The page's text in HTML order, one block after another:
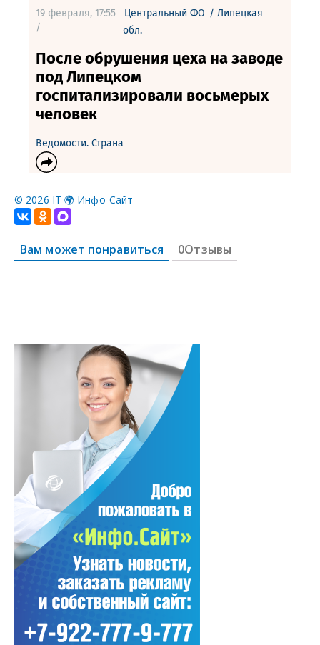
© 2026 IT 🌍 Инфо-Сайт
Вам может понравиться 0Отзывы